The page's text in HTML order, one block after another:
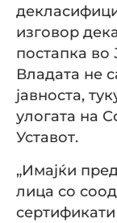
изговор
постапка во
Владата не
јавноста,
улогата на
Уставот.
„Имајќи
лица со